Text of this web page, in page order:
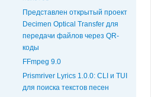
Представлен открытый проект
Decimen Optical Transfer для
передачи файлов через QR-
коды
FFmpeg 9.0
Prismriver Lyrics 1.0.0: CLI и TUI
для поиска текстов песен